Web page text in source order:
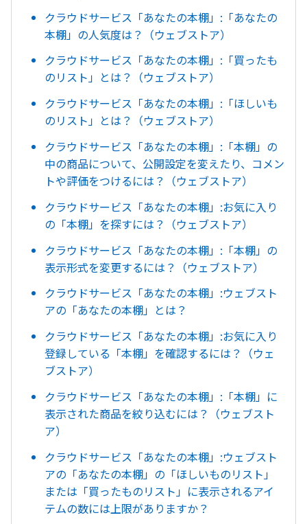
クラウドサービス「あなたの本棚」:「あなたの
本棚」の人気度は？（ウェブストア）
クラウドサービス「あなたの本棚」:「買ったも
のリスト」とは？（ウェブストア）
クラウドサービス「あなたの本棚」:「ほしいも
のリスト」とは？（ウェブストア）
クラウドサービス「あなたの本棚」:「本棚」の
中の商品について、公開設定を変えたり、コメン
トや評価をつけるには？（ウェブストア）
クラウドサービス「あなたの本棚」:お気に入り
の「本棚」を探すには？（ウェブストア）
クラウドサービス「あなたの本棚」:「本棚」の
表示形式を変更するには？（ウェブストア）
クラウドサービス「あなたの本棚」:ウェブスト
アの「あなたの本棚」とは？
クラウドサービス「あなたの本棚」:お気に入り
登録している「本棚」を確認するには？（ウェ
ブストア）
クラウドサービス「あなたの本棚」:「本棚」に
表示された商品を絞り込むには？（ウェブスト
ア）
クラウドサービス「あなたの本棚」:ウェブスト
アの「あなたの本棚」の「ほしいものリスト」
または「買ったものリスト」に表示されるアイ
テムの数には上限がありますか？